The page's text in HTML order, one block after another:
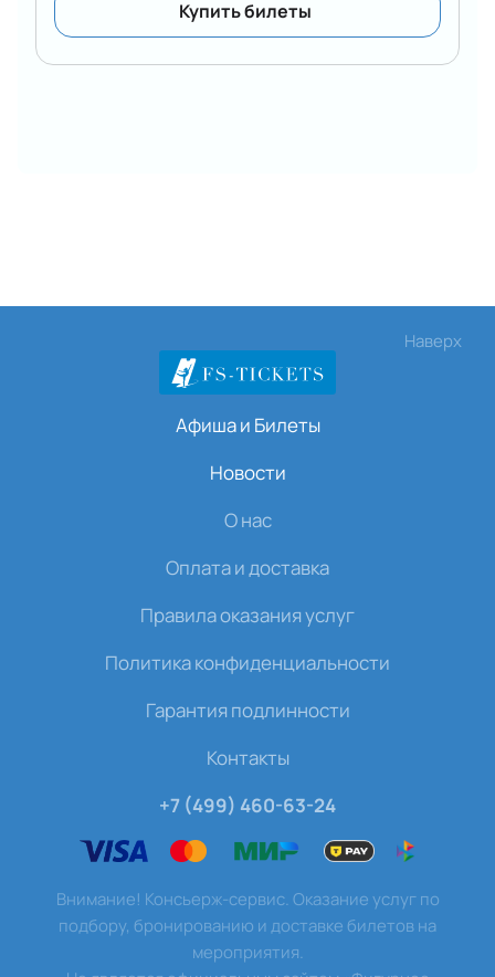
Купить билеты
Наверх
Афиша и Билеты
Новости
О нас
Оплата и доставка
Правила оказания услуг
Политика конфиденциальности
Гарантия подлинности
Контакты
+7 (499) 460-63-24
Внимание! Консьерж-сервис. Оказание услуг по
подбору, бронированию и доставке билетов на
мероприятия.